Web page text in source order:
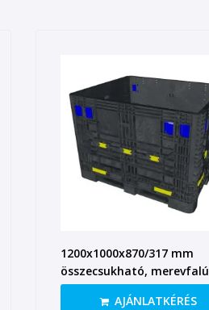
1200x1000x870/317 mm
összecsukható, merevfalú
konténer 3 csúszótalppal
AJÁNLATKÉRÉS